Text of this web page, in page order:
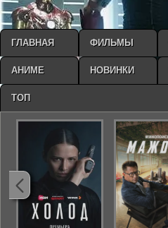
ГЛАВНАЯ ФИЛЬМЫ
АНИМЕ НОВИНКИ
ТОП